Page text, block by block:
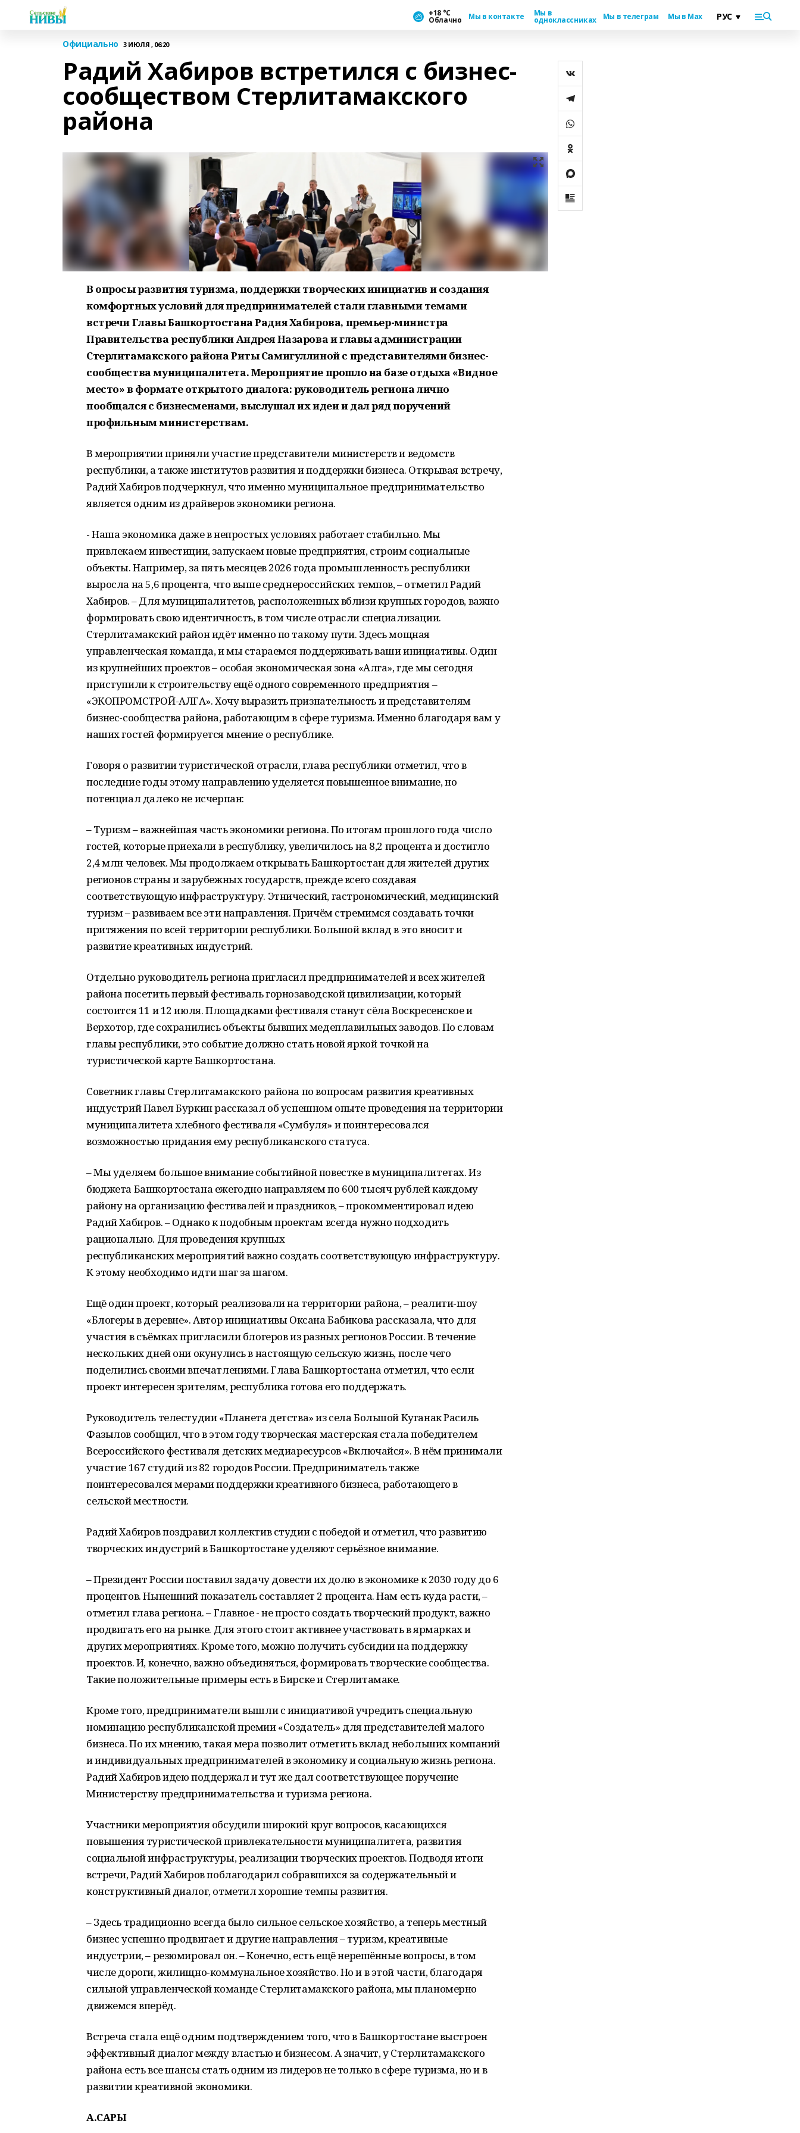
+18 °С
Облачно Мы в контакте Мы в
одноклассниках Мы в телеграм Мы в Max
Официально 3 ИЮЛЯ , 06:20
Радий Хабиров встретился с бизнес-
сообществом Стерлитамакского
района
В опросы развития туризма, поддержки творческих инициатив и создания
комфортных условий для предпринимателей стали главными темами
встречи Главы Башкортостана Радия Хабирова, премьер-министра
Правительства республики Андрея Назарова и главы администрации
Стерлитамакского района Риты Самигуллиной с представителями бизнес-
сообщества муниципалитета. Мероприятие прошло на базе отдыха «Видное
место» в формате открытого диалога: руководитель региона лично
пообщался с бизнесменами, выслушал их идеи и дал ряд поручений
профильным министерствам.
В мероприятии приняли участие представители министерств и ведомств
республики, а также институтов развития и поддержки бизнеса. Открывая встречу,
Радий Хабиров подчеркнул, что именно муниципальное предпринимательство
является одним из драйверов экономики региона.
- Наша экономика даже в непростых условиях работает стабильно. Мы
привлекаем инвестиции, запускаем новые предприятия, строим социальные
объекты. Например, за пять месяцев 2026 года промышленность республики
выросла на 5,6 процента, что выше среднероссийских темпов, – отметил Радий
Хабиров. – Для муниципалитетов, расположенных вблизи крупных городов, важно
формировать свою идентичность, в том числе отрасли специализации.
Стерлитамакский район идёт именно по такому пути. Здесь мощная
управленческая команда, и мы стараемся поддерживать ваши инициативы. Один
из крупнейших проектов – особая экономическая зона «Алга», где мы сегодня
приступили к строительству ещё одного современного предприятия –
«ЭКОПРОМСТРОЙ-АЛГА». Хочу выразить признательность и представителям
бизнес-сообщества района, работающим в сфере туризма. Именно благодаря вам у
наших гостей формируется мнение о республике.
Говоря о развитии туристической отрасли, глава республики отметил, что в
последние годы этому направлению уделяется повышенное внимание, но
потенциал далеко не исчерпан:
– Туризм – важнейшая часть экономики региона. По итогам прошлого года число
гостей, которые приехали в республику, увеличилось на 8,2 процента и достигло
2,4 млн человек. Мы продолжаем открывать Башкортостан для жителей других
регионов страны и зарубежных государств, прежде всего создавая
соответствующую инфраструктуру. Этнический, гастрономический, медицинский
туризм – развиваем все эти направления. Причём стремимся создавать точки
притяжения по всей территории республики. Большой вклад в это вносит и
развитие креативных индустрий.
Отдельно руководитель региона пригласил предпринимателей и всех жителей
района посетить первый фестиваль горнозаводской цивилизации, который
состоится 11 и 12 июля. Площадками фестиваля станут сёла Воскресенское и
Верхотор, где сохранились объекты бывших медеплавильных заводов. По словам
главы республики, это событие должно стать новой яркой точкой на
туристической карте Башкортостана.
Советник главы Стерлитамакского района по вопросам развития креативных
индустрий Павел Буркин рассказал об успешном опыте проведения на территории
муниципалитета хлебного фестиваля «Сумбуля» и поинтересовался
возможностью придания ему республиканского статуса.
– Мы уделяем большое внимание событийной повестке в муниципалитетах. Из
бюджета Башкортостана ежегодно направляем по 600 тысяч рублей каждому
району на организацию фестивалей и праздников, – прокомментировал идею
Радий Хабиров. – Однако к подобным проектам всегда нужно подходить
рационально. Для проведения крупных
республиканских мероприятий важно создать соответствующую инфраструктуру.
К этому необходимо идти шаг за шагом.
Ещё один проект, который реализовали на территории района, – реалити-шоу
«Блогеры в деревне». Автор инициативы Оксана Бабикова рассказала, что для
участия в съёмках пригласили блогеров из разных регионов России. В течение
нескольких дней они окунулись в настоящую сельскую жизнь, после чего
поделились своими впечатлениями. Глава Башкортостана отметил, что если
проект интересен зрителям, республика готова его поддержать.
Руководитель телестудии «Планета детства» из села Большой Куганак Расиль
Фазылов сообщил, что в этом году творческая мастерская стала победителем
Всероссийского фестиваля детских медиаресурсов «Включайся». В нём принимали
участие 167 студий из 82 городов России. Предприниматель также
поинтересовался мерами поддержки креативного бизнеса, работающего в
сельской местности.
Радий Хабиров поздравил коллектив студии с победой и отметил, что развитию
творческих индустрий в Башкортостане уделяют серьёзное внимание.
– Президент России поставил задачу довести их долю в экономике к 2030 году до 6
процентов. Нынешний показатель составляет 2 процента. Нам есть куда расти, –
отметил глава региона. – Главное - не просто создать творческий продукт, важно
продвигать его на рынке. Для этого стоит активнее участвовать в ярмарках и
других мероприятиях. Кроме того, можно получить субсидии на поддержку
проектов. И, конечно, важно объединяться, формировать творческие сообщества.
Такие положительные примеры есть в Бирске и Стерлитамаке.
Кроме того, предприниматели вышли с инициативой учредить специальную
номинацию республиканской премии «Создатель» для представителей малого
бизнеса. По их мнению, такая мера позволит отметить вклад небольших компаний
и индивидуальных предпринимателей в экономику и социальную жизнь региона.
Радий Хабиров идею поддержал и тут же дал соответствующее поручение
Министерству предпринимательства и туризма региона.
Участники мероприятия обсудили широкий круг вопросов, касающихся
повышения туристической привлекательности муниципалитета, развития
социальной инфраструктуры, реализации творческих проектов. Подводя итоги
встречи, Радий Хабиров поблагодарил собравшихся за содержательный и
конструктивный диалог, отметил хорошие темпы развития.
– Здесь традиционно всегда было сильное сельское хозяйство, а теперь местный
бизнес успешно продвигает и другие направления – туризм, креативные
индустрии, – резюмировал он. – Конечно, есть ещё нерешённые вопросы, в том
числе дороги, жилищно-коммунальное хозяйство. Но и в этой части, благодаря
сильной управленческой команде Стерлитамакского района, мы планомерно
движемся вперёд.
Встреча стала ещё одним подтверждением того, что в Башкортостане выстроен
эффективный диалог между властью и бизнесом. А значит, у Стерлитамакского
района есть все шансы стать одним из лидеров не только в сфере туризма, но и в
развитии креативной экономики.
А.САРЫ